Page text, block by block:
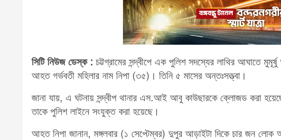
সিটি নিউজ ডেস্ক : চট্টগ্রামের সন্দ্বীপে এক পুলিশ সদস্যের লাথির আঘাতে
আহত গর্ভবতী মহিলার নাম নিপা (৩৫)। তিনি ৫ মাসের অন্তঃসত্ত্বা।
জানা যায়, এ ঘটনায় সন্দ্বীপ থানার এস.আই আবু কাউছারকে ক্লোজড করা
তাকে পুলিশ লাইনে সংযুক্ত করা হয়েছে।
আহত নিপা জানান, মঙ্গলবার (১ সেপ্টেম্বর) দুপুর আড়াইটা দিকে চার জন